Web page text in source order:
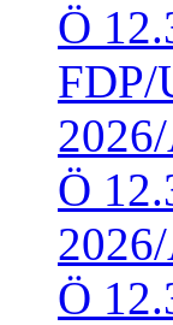
Ö
FDP/
Ö
Ö